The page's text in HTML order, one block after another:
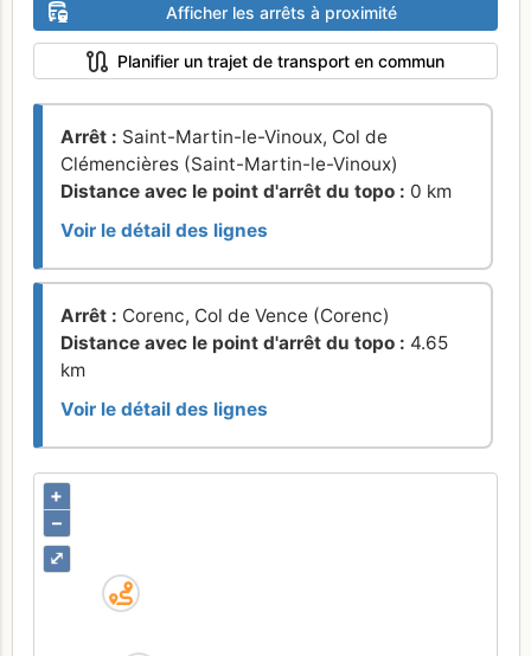
Afficher les arrêts à proximité
Planifier un trajet de transport en commun
Arrêt : Saint-Martin-le-Vinoux, Col de
Clémencières (Saint-Martin-le-Vinoux)
Distance avec le point d'arrêt du topo : 0 km
Voir le détail des lignes
Arrêt : Corenc, Col de Vence (Corenc)
Distance avec le point d'arrêt du topo : 4.65
km
Voir le détail des lignes
⤢
+
–